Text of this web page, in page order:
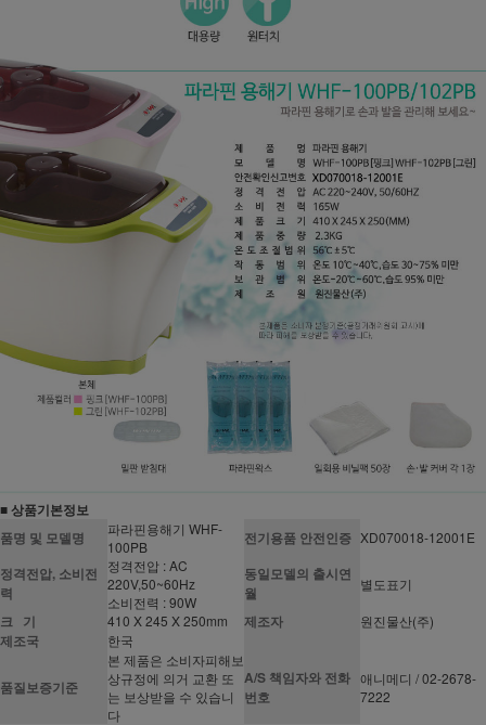
■ 상품기본정보
품명 및 모델명
파라핀용해기 WHF-
100PB
전기용품 안전인증 XD070018-12001E
정격전압, 소비전
력
정격전압 : AC
220V,50~60Hz
소비전력 : 90W
동일모델의 출시연
월
별도표기
크 기 410 X 245 X 250mm 제조자 원진물산(주)
제조국 한국
품질보증기준
본 제품은 소비자피해보
상규정에 의거 교환 또
는 보상받을 수 있습니
다
A/S 책임자와 전화
번호
애니메디 / 02-2678-
7222